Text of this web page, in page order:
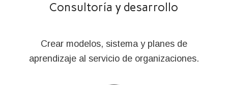
Consultoría y desarrollo
Crear modelos, sistema y planes de
aprendizaje al servicio de organizaciones.